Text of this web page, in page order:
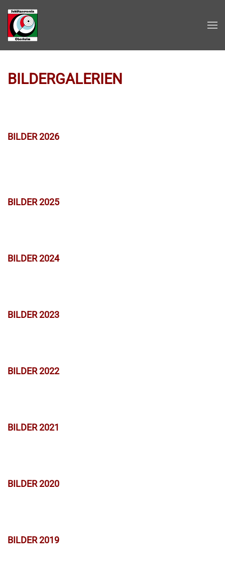
Zum Hauptinhalt springen
BILDERGALERIEN
BILDER 2026
BILDER 2025
BILDER 2024
BILDER 2023
BILDER 2022
BILDER 2021
BILDER 2020
BILDER 2019